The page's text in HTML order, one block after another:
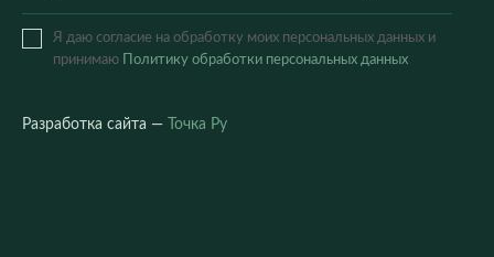
Я даю согласие на обработку моих персональных данных и
принимаю
Политику обработки персональных данных
Разработка сайта — Точка Ру